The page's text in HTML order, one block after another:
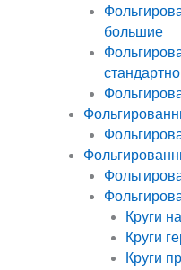
большие
Круги
Круги
Круги